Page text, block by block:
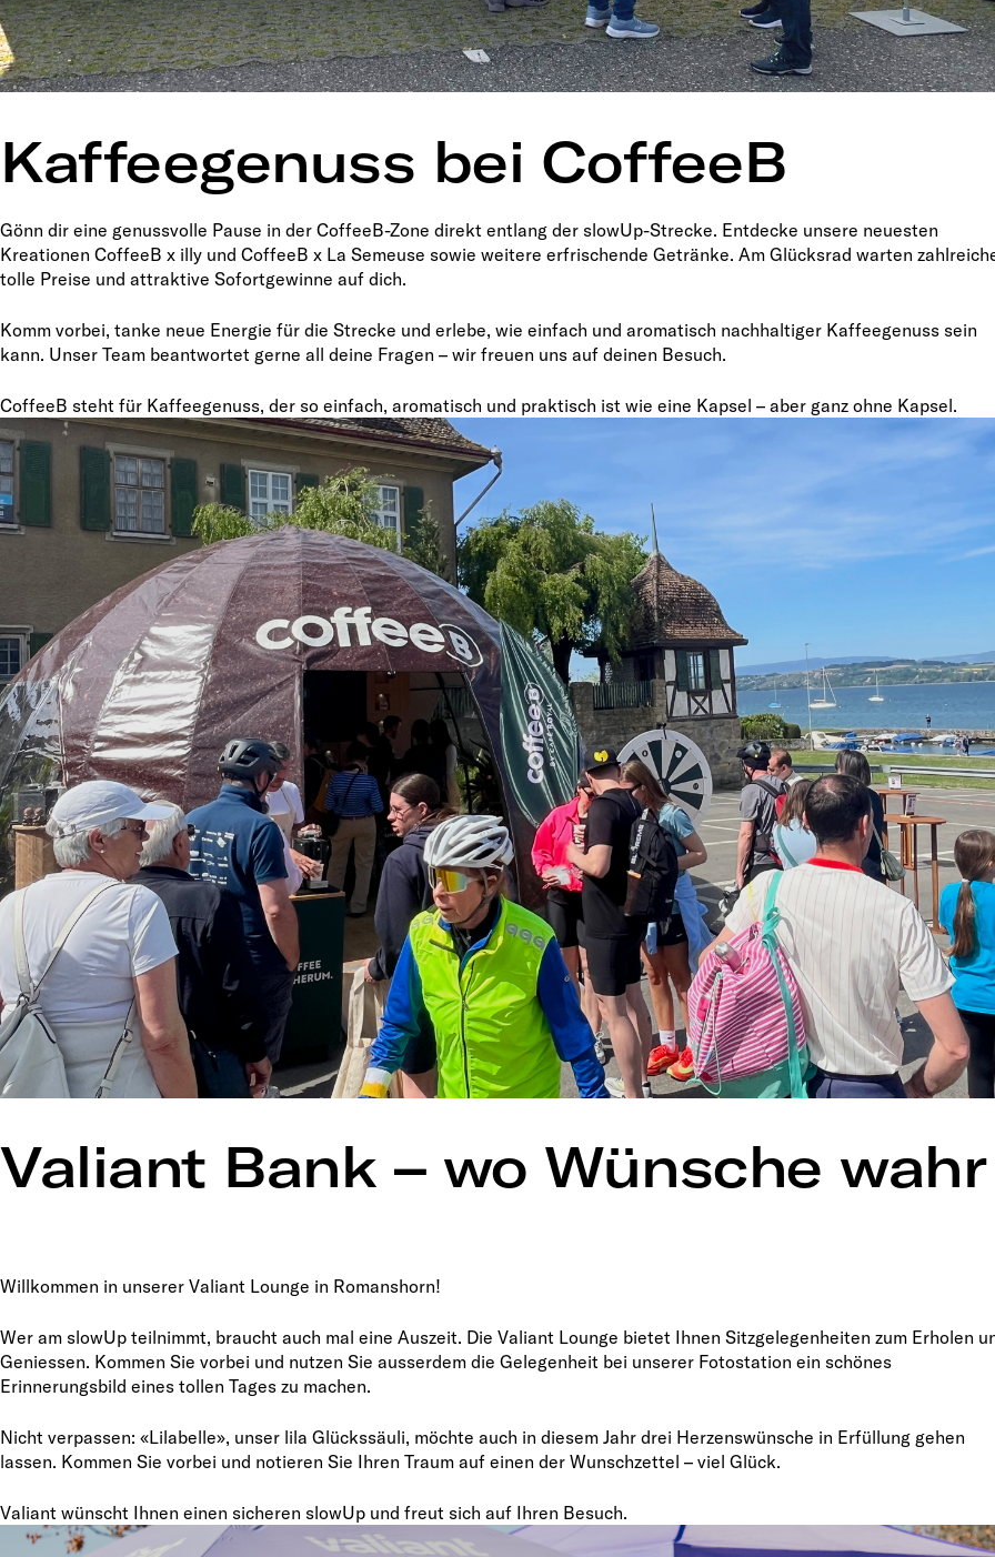
Kaffeegenuss bei CoffeeB
Gönn dir eine genussvolle Pause in der CoffeeB-Zone direkt entlang der slowUp-Strecke. Entdecke unsere neuesten
Kreationen CoffeeB x illy und CoffeeB x La Semeuse sowie weitere erfrischende Getränke. Am Glücksrad warten
tolle Preise und attraktive Sofortgewinne auf dich.
Komm vorbei, tanke neue Energie für die Strecke und erlebe, wie einfach und aromatisch nachhaltiger Kaffeegenuss sein
kann. Unser Team beantwortet gerne all deine Fragen – wir freuen uns auf deinen Besuch.
CoffeeB steht für Kaffeegenuss, der so einfach, aromatisch und praktisch ist wie eine Kapsel – aber ganz ohne Kapsel.
Valiant Bank – wo Wünsche
Willkommen in unserer Valiant Lounge in Romanshorn!
Wer am slowUp teilnimmt, braucht auch mal eine Auszeit. Die Valiant Lounge bietet Ihnen Sitzgelegenheiten zum Erholen
Geniessen. Kommen Sie vorbei und nutzen Sie ausserdem die Gelegenheit bei unserer Fotostation ein schönes
Erinnerungsbild eines tollen Tages zu machen.
Nicht verpassen: «Lilabelle», unser lila Glückssäuli, möchte auch in diesem Jahr drei Herzenswünsche in Erfüllung gehen
lassen. Kommen Sie vorbei und notieren Sie Ihren Traum auf einen der Wunschzettel – viel Glück.
Valiant wünscht Ihnen einen sicheren slowUp und freut sich auf Ihren Besuch.